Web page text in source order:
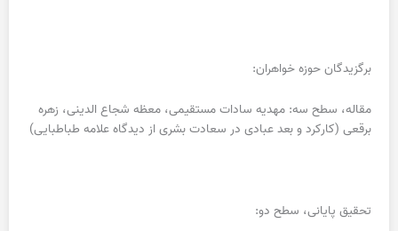
برگزیدگان حوزه خواهران:
مقاله، سطح سه: مهدیه سادات مستقیمی، معظه شجاع الدینی، زهره
برقعی (کارکرد و بعد عبادی در سعادت بشری از دیدگاه علامه طباطبایی)
تحقیق پایانی، سطح دو: